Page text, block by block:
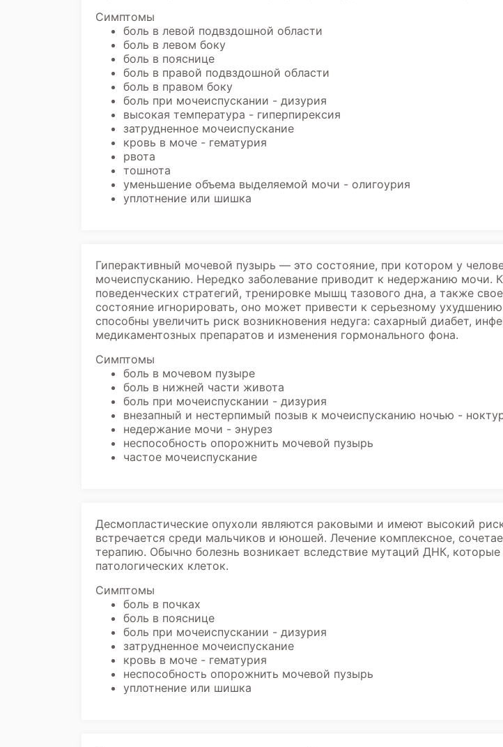
Симптомы
боль в левой подвздошной области
боль в левом боку
боль в пояснице
боль в правой подвздошной области
боль в правом боку
боль при мочеиспускании - дизурия
высокая температура - гиперпирексия
затрудненное мочеиспускание
кровь в моче - гематурия
рвота
тошнота
уменьшение объема выделяемой мочи - олигоурия
уплотнение или шишка
Гиперактивный мочевой пузырь — это состояние, при котором у
мочеиспусканию. Нередко заболевание приводит к недержанию мочи.
поведенческих стратегий, тренировке мышц тазового дна, а также
состояние игнорировать, оно может привести к серьезному
способны увеличить риск возникновения недуга: сахарный диабет,
медикаментозных препаратов и изменения гормонального фона.
Симптомы
боль в мочевом пузыре
боль в нижней части живота
боль при мочеиспускании - дизурия
внезапный и нестерпимый позыв к мочеиспусканию ночью -
недержание мочи - энурез
неспособность опорожнить мочевой пузырь
частое мочеиспускание
Десмопластические опухоли являются раковыми и имеют высокий
встречается среди мальчиков и юношей. Лечение комплексное,
терапию. Обычно болезнь возникает вследствие мутаций ДНК,
патологических клеток.
Симптомы
боль в почках
боль в пояснице
боль при мочеиспускании - дизурия
затрудненное мочеиспускание
кровь в моче - гематурия
неспособность опорожнить мочевой пузырь
уплотнение или шишка